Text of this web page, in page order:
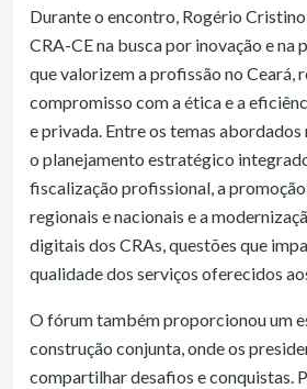
Durante o encontro, Rogério
CRA-CE na busca por inovação e na
que valorizem a profissão no Ceará,
compromisso com a ética e a
e privada. Entre os temas
o planejamento estratégico
fiscalização profissional, a
regionais e nacionais e a
digitais dos CRAs, questões que
qualidade dos serviços oferecidos
O fórum também proporcionou um
construção conjunta, onde os
compartilhar desafios e conquistas.